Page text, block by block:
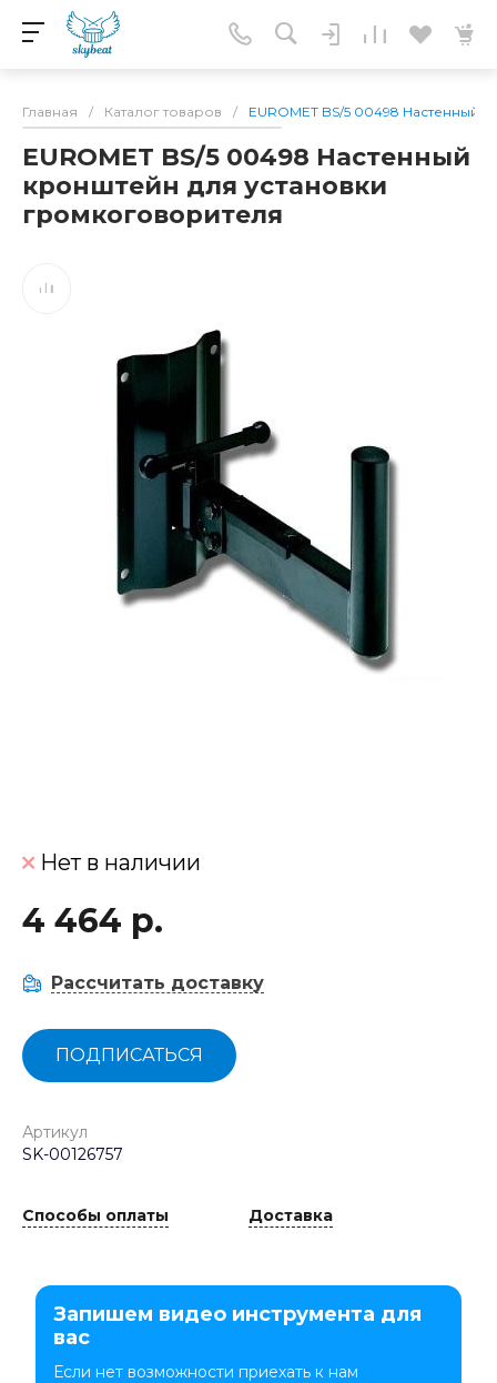
Главная / Каталог товаров / EUROMET BS/5 00498 Настенный
EUROMET BS/5 00498 Настенный
кронштейн для установки
громкоговорителя
Нет в наличии
4 464 р.
Рассчитать доставку
ПОДПИСАТЬСЯ
Артикул
SK-00126757
Способы оплаты Доставка
Запишем видео инструмента для
вас
Если нет возможности приехать к нам